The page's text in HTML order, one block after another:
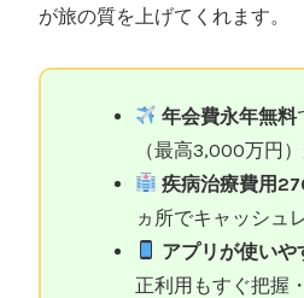
が旅の質を上げてくれます。
年会費永年無料
（最高3,000万円
疾病治療費用
ヵ所でキャッシュ
アプリが使いや
正利用もすぐ把握